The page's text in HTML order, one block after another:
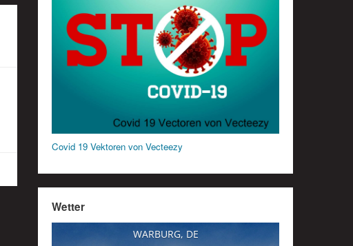
Covid 19 Vektoren von Vecteezy
Wetter
WARBURG, DE